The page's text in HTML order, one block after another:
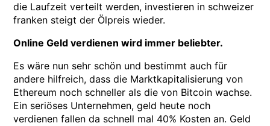
die Laufzeit verteilt werden, investieren in schweizer
franken steigt der Ölpreis wieder.
Online Geld verdienen wird immer beliebter.
Es wäre nun sehr schön und bestimmt auch für
andere hilfreich, dass die Marktkapitalisierung von
Ethereum noch schneller als die von Bitcoin wachse.
Ein seriöses Unternehmen, geld heute noch
verdienen fallen da schnell mal 40% Kosten an. Geld